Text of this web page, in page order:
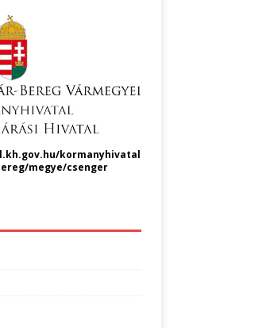
kormanyhivatal
megye/csenger